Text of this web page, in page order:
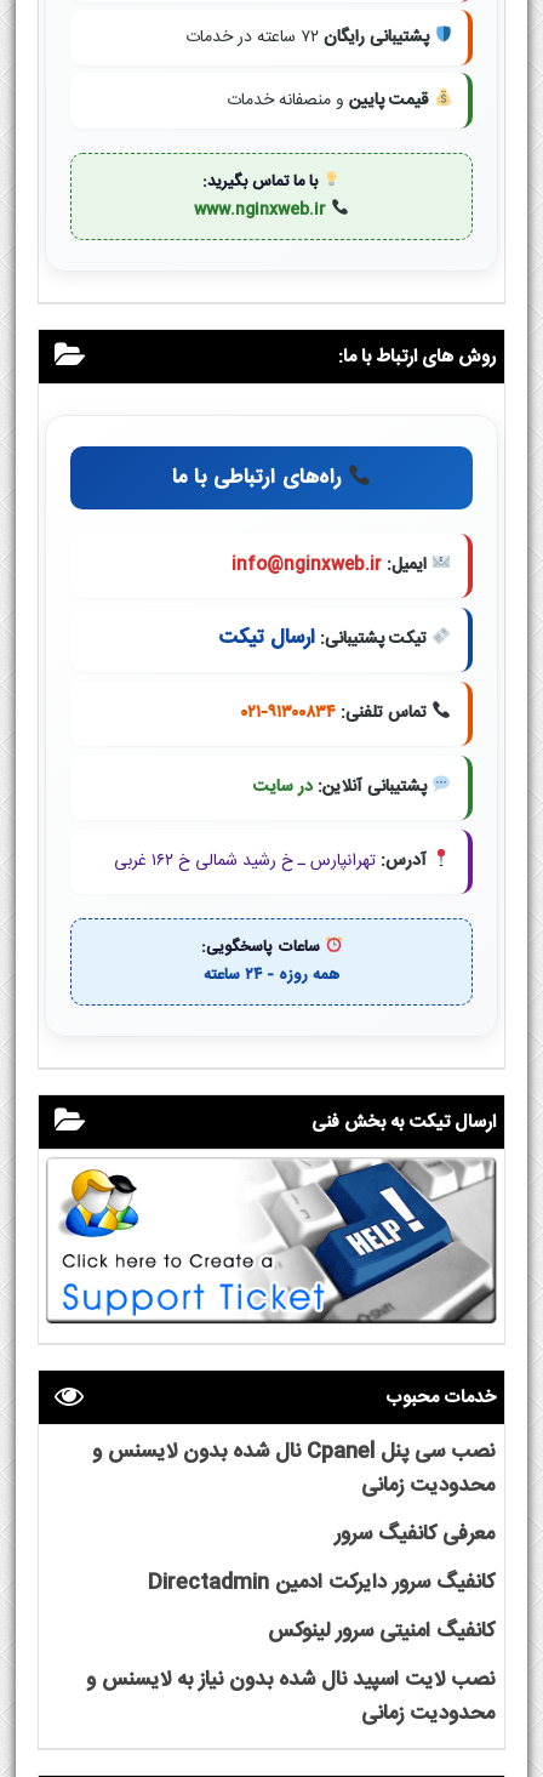
پشتیبانی رایگان۷۲ ساعته در خدمات
قیمت پایین و منصفانه خدمات
با ما تماس بگیرید:
www.nginxweb.ir
روش های ارتباط با ما:
راه‌های ارتباطی با ما
ایمیل: info@nginxweb.ir
تیکت پشتیبانی: ارسال تیکت
تماس تلفنی: ۰۲۱-۹۱۳۰۰۸۳۴
پشتیبانی آنلاین: در سایت
آدرس: تهرانپارس ـ خ رشید شمالی خ ۱۶۲ غربی
ساعات پاسخگویی:
همه روزه - ۲۴ ساعته
ارسال تیکت به بخش فنی
خدمات محبوب
نصب سی پنل Cpanel نال شده بدون لایسنس و
محدودیت زمانی
معرفی کانفیگ سرور
کانفیگ سرور دایرکت ادمین Directadmin
کانفیگ امنیتی سرور لینوکس
نصب لایت اسپید نال شده بدون نیاز به لایسنس و
محدودیت زمانی